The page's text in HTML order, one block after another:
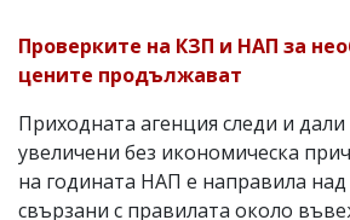
Проверките на КЗП и НАП за
цените продължават
Приходната агенция следи и дали
увеличени без икономическа
на годината НАП е направила
свързани с правилата около